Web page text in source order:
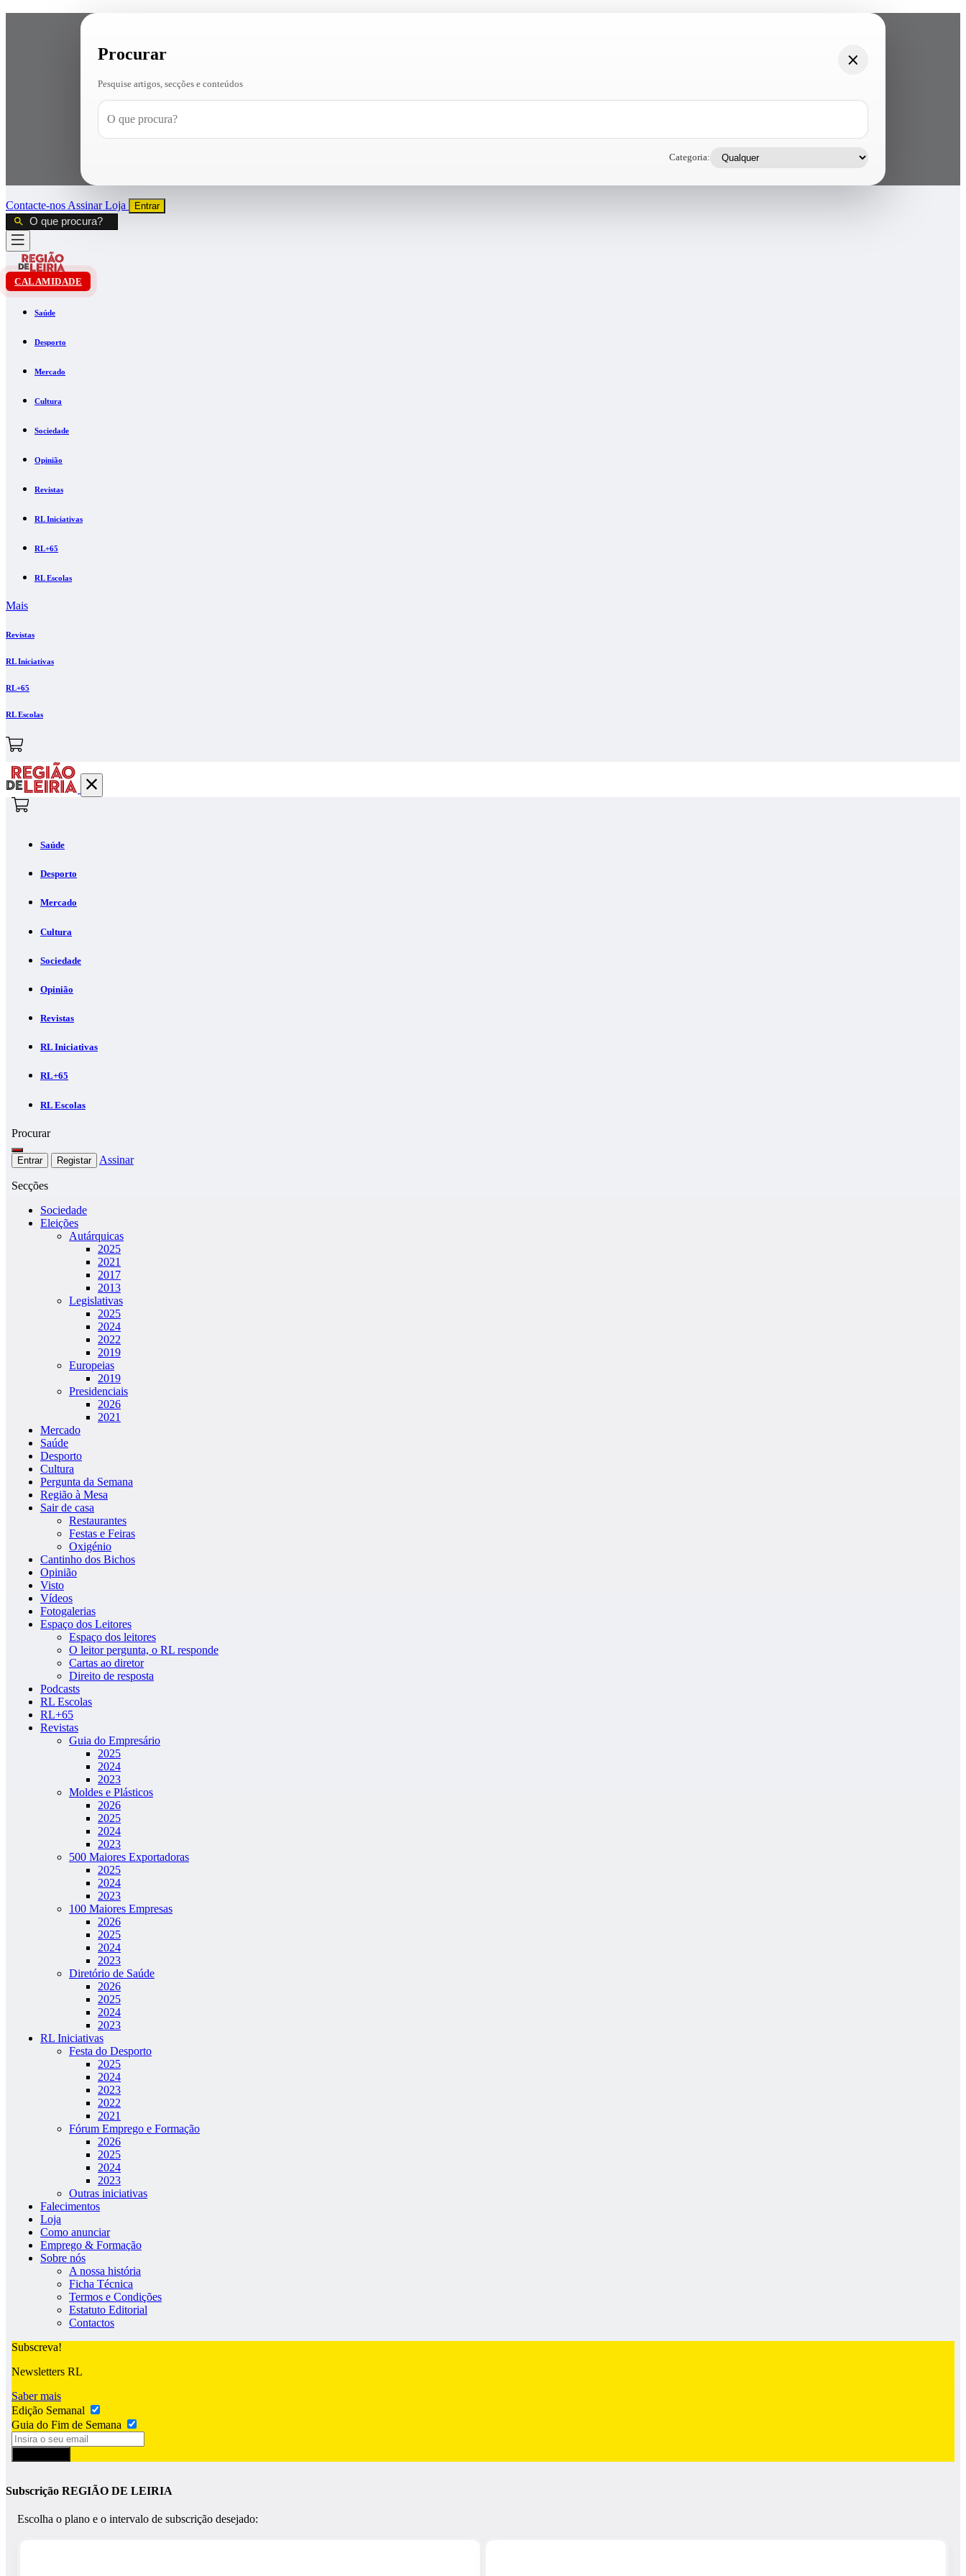
Procurar
Pesquise artigos, secções e conteúdos
Categoria:
Contacte-nos AssinarLoja Entrar
CALAMIDADE
Saúde
Desporto
Mercado
Cultura
Sociedade
Opinião
Revistas
RL Iniciativas
RL+65
RL Escolas
Mais
Revistas
RL Iniciativas
RL+65
RL Escolas
Saúde
Desporto
Mercado
Cultura
Sociedade
Opinião
Revistas
RL Iniciativas
RL+65
RL Escolas
Procurar
Entrar Registar Assinar
Secções
Sociedade
Eleições
Autárquicas
2025
2021
2017
2013
Legislativas
2025
2024
2022
2019
Europeias
2019
Presidenciais
2026
2021
Mercado
Saúde
Desporto
Cultura
Pergunta da Semana
Região à Mesa
Sair de casa
Restaurantes
Festas e Feiras
Oxigénio
Cantinho dos Bichos
Opinião
Visto
Vídeos
Fotogalerias
Espaço dos Leitores
Espaço dos leitores
O leitor pergunta, o RL responde
Cartas ao diretor
Direito de resposta
Podcasts
RL Escolas
RL+65
Revistas
Guia do Empresário
2025
2024
2023
Moldes e Plásticos
2026
2025
2024
2023
500 Maiores Exportadoras
2025
2024
2023
100 Maiores Empresas
2026
2025
2024
2023
Diretório de Saúde
2026
2025
2024
2023
RL Iniciativas
Festa do Desporto
2025
2024
2023
2022
2021
Fórum Emprego e Formação
2026
2025
2024
2023
Outras iniciativas
Falecimentos
Loja
Como anunciar
Emprego & Formação
Sobre nós
A nossa história
Ficha Técnica
Termos e Condições
Estatuto Editorial
Contactos
Subscreva!
Newsletters RL
Saber mais
Edição Semanal
Guia do Fim de Semana
Subscrição REGIÃO DE LEIRIA
Escolha o plano e o intervalo de subscrição desejado: